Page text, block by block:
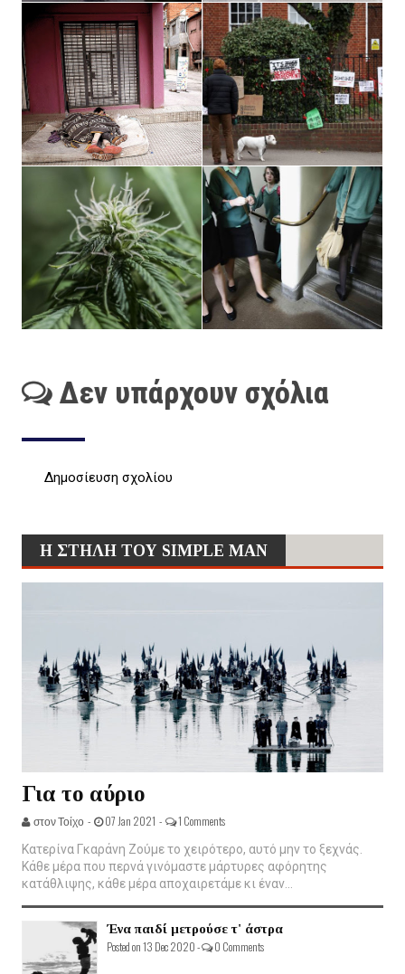
Δεν υπάρχουν σχόλια
Δημοσίευση σχολίου
Η ΣΤΗΛΗ ΤΟΥ SIMPLE MAN
Για το αύριο
στον Τοίχο - 07 Jan 2021 - 1 Comments
Κατερίνα Γκαράνη Ζούμε το χειρότερο, αυτό μην το ξεχνάς.
Κάθε μέρα που περνά γινόμαστε μάρτυρες αφόρητης
κατάθλιψης, κάθε μέρα αποχαιρετάμε κι έναν...
Ένα παιδί μετρούσε τ' άστρα
Posted on 13 Dec 2020 - 0 Comments